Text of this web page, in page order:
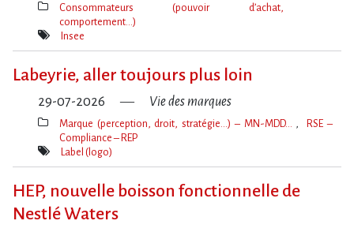
Thèmes(s)
Consommateurs (pouvoir d’achat,
comportement…)
Mot(s)-
Insee
Labeyrie, aller toujours plus loin
29-07-2026 Vie des marques
Thèmes(s)
Marque (perception, droit, stratégie…) – MN-MDD…
RSE –
Compliance – REP
Mot(s)-
Label (logo)
HEP, nouvelle boisson fonctionnelle de
Nestlé Waters